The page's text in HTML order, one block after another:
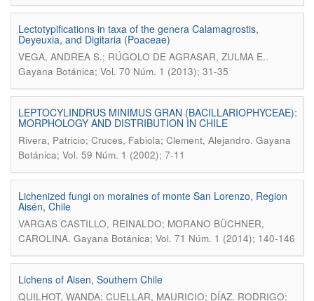
Lectotypifications in taxa of the genera Calamagrostis,
Deyeuxia, and Digitaria (Poaceae)
VEGA, ANDREA S.; RÚGOLO DE AGRASAR, ZULMA E..
Gayana Botánica; Vol. 70 Núm. 1 (2013); 31-35
LEPTOCYLINDRUS MINIMUS GRAN (BACILLARIOPHYCEAE):
MORPHOLOGY AND DISTRIBUTION IN CHILE
Rivera, Patricio; Cruces, Fabiola; Clement, Alejandro. Gayana
Botánica; Vol. 59 Núm. 1 (2002); 7-11
Lichenized fungi on moraines of monte San Lorenzo, Region
Aisén, Chile
VARGAS CASTILLO, REINALDO; MORANO BÜCHNER,
CAROLINA. Gayana Botánica; Vol. 71 Núm. 1 (2014); 140-146
Lichens of Aisen, Southern Chile
QUILHOT, WANDA; CUELLAR, MAURICIO; DÍAZ, RODRIGO;